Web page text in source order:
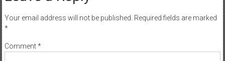
Your email address will not be published. Required fields are marked
*
Comment*